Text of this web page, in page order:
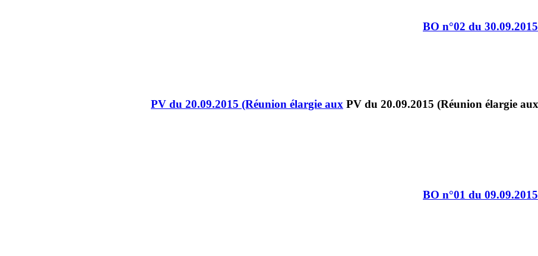
BO n°02 du 30.09.2015
PV du 20.09.2015 (Réunion élargie aux
BO n°01 du 09.09.2015